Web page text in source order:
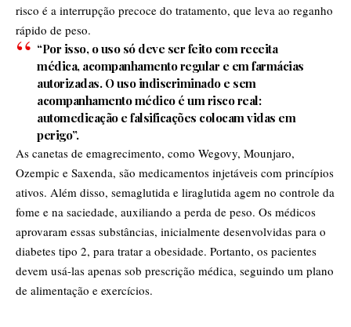
risco é a interrupção precoce do tratamento, que leva ao reganho
rápido de peso.
“Por isso, o uso só deve ser feito com receita
médica, acompanhamento regular e em farmácias
autorizadas. O uso indiscriminado e sem
acompanhamento médico é um risco real:
automedicação e falsificações colocam vidas em
perigo”.
As canetas de emagrecimento, como Wegovy, Mounjaro,
Ozempic e Saxenda, são medicamentos injetáveis com princípios
ativos. Além disso, semaglutida e liraglutida agem no controle da
fome e na saciedade, auxiliando a perda de peso. Os médicos
aprovaram essas substâncias, inicialmente desenvolvidas para o
diabetes tipo 2, para tratar a obesidade. Portanto, os pacientes
devem usá-las apenas sob prescrição médica, seguindo um plano
de alimentação e exercícios.